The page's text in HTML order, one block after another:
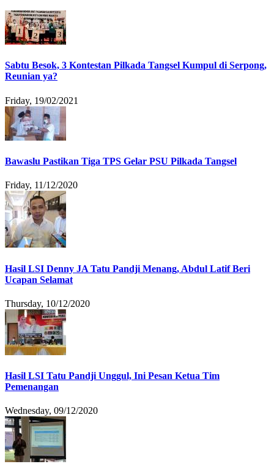
Sabtu Besok, 3 Kontestan Pilkada Tangsel Kumpul di Serpong,
Reunian ya?
Friday, 19/02/2021
Bawaslu Pastikan Tiga TPS Gelar PSU Pilkada Tangsel
Friday, 11/12/2020
Hasil LSI Denny JA Tatu Pandji Menang, Abdul Latif Beri
Ucapan Selamat
Thursday, 10/12/2020
Hasil LSI Tatu Pandji Unggul, Ini Pesan Ketua Tim
Pemenangan
Wednesday, 09/12/2020